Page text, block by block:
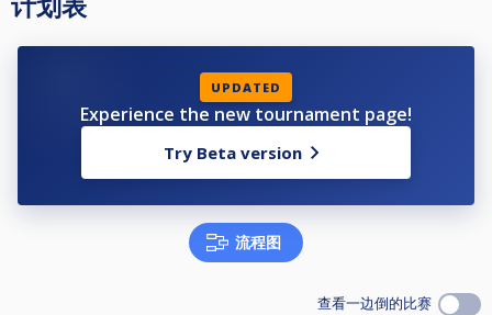
UPDATED
Experience the new tournament page!
Try Beta version
流程图
查看一边倒的比赛